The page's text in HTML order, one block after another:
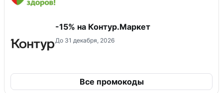
-15% на Контур.Маркет
До 31 декабря, 2026
Все промокоды